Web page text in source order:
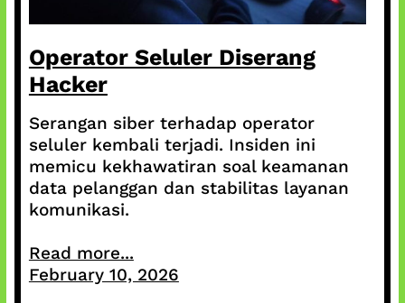
Operator Seluler Diserang
Hacker
Serangan siber terhadap operator
seluler kembali terjadi. Insiden ini
memicu kekhawatiran soal keamanan
data pelanggan dan stabilitas layanan
komunikasi.
Read more...
February 10, 2026